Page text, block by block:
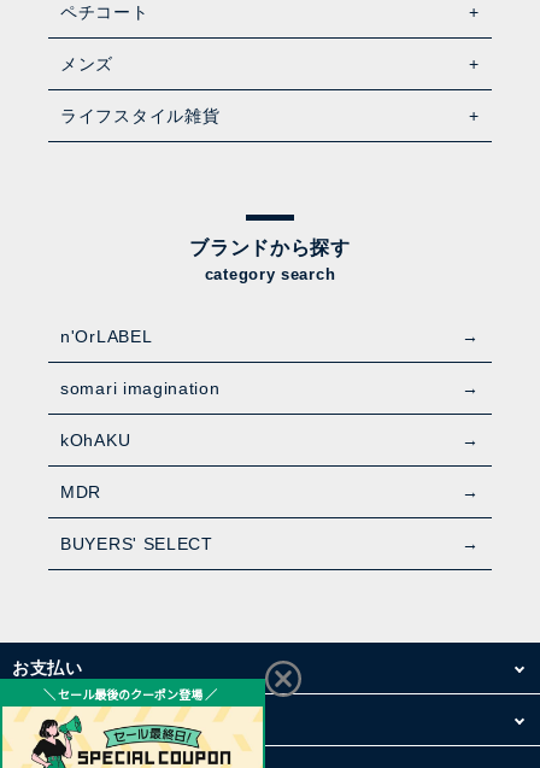
ペチコート
メンズ
ライフスタイル雑貨
ブランドから探す
category search
n'OrLABEL
somari imagination
kOhAKU
MDR
BUYERS' SELECT
お支払い
配送・送料